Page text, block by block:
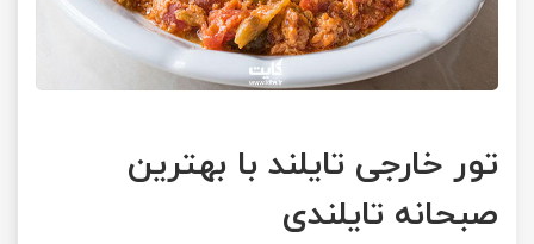
تور خارجی تایلند با بهترین
صبحانه تایلندی